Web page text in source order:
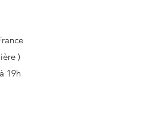
)
19h